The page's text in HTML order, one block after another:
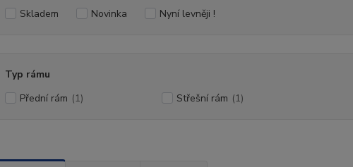
Skladem Novinka Nyní levněji !
Typ rámu
Přední rám (1) Střešní rám (1)